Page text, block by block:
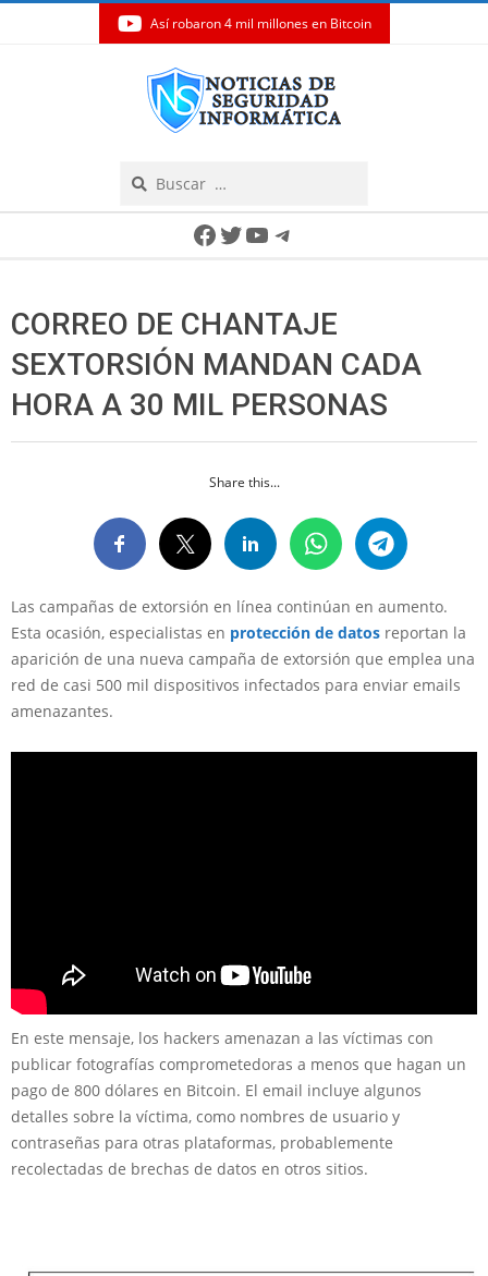
Así robaron 4 mil millones en Bitcoin
Facebook
Twitter
YouTube
Telegram
CORREO DE CHANTAJE
SEXTORSIÓN MANDAN CADA
HORA A 30 MIL PERSONAS
Share this...
Las campañas de extorsión en línea continúan en aumento.
Esta ocasión, especialistas en protección de datos reportan la
aparición de una nueva campaña de extorsión que emplea una
red de casi 500 mil dispositivos infectados para enviar emails
amenazantes.
En este mensaje, los hackers amenazan a las víctimas con
publicar fotografías comprometedoras a menos que hagan un
pago de 800 dólares en Bitcoin. El email incluye algunos
detalles sobre la víctima, como nombres de usuario y
contraseñas para otras plataformas, probablemente
recolectadas de brechas de datos en otros sitios.